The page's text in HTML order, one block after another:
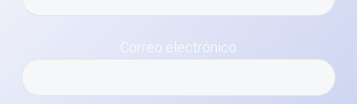
Correo electrónico